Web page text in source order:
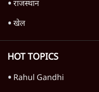
राजस्थान
खेल
HOT TOPICS
Rahul Gandhi